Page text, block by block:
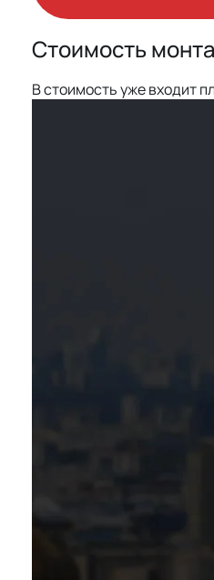
Стоимость
В стоимость уже входит